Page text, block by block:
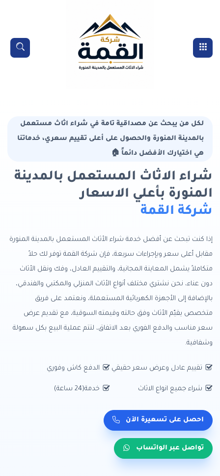
المحتوى
الرئيسي
بحث
لكل من يبحث عن مصداقية تامة في شراء اثاث مستعمل
بالمدينة المنورة والحصول على أعلى تقييم سعري، خدماتنا
هي اختيارك الأفضل دائماً 🏠
شراء الاثاث المستعمل بالمدينة
المنورة بأعلي الاسعار
شركة القمة
إذا كنت تبحث عن أفضل خدمة شراء الأثاث المستعمل بالمدينة المنورة
مقابل أعلى سعر وبإجراءات سريعة، فإن شركة القمة توفر لك حلاً
متكاملاً يشمل المعاينة المجانية، والتقييم العادل، وفك ونقل الأثاث
دون عناء، نحن نشتري مختلف أنواع الأثاث المنزلي والمكتبي والفندقي،
بالإضافة إلى الأجهزة الكهربائية المستعملة، ونعتمد على فريق
متخصص يقيّم الأثاث وفق حالته وقيمته السوقية، مع تقديم عرض
سعر مناسب والدفع الفوري بعد الاتفاق، لتتم عملية البيع بكل سهولة
وشفافية.
تقييم عادل وعرض سعر حقيقي الدفع كاش وفوري
شراء جميع انواع الاثاث خدمة(24 ساعة)
احصل على تسعيرة الآن
تواصل عبر الواتساب